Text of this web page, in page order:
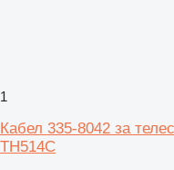
1
Кабел 335-8042 за
TH514C